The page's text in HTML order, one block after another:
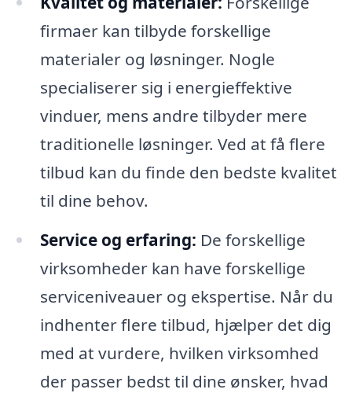
firmaer kan tilbyde forskellige
materialer og løsninger. Nogle
specialiserer sig i energieffektive
vinduer, mens andre tilbyder mere
traditionelle løsninger. Ved at få flere
tilbud kan du finde den bedste kvalitet
til dine behov.
Service og erfaring: De forskellige
virksomheder kan have forskellige
serviceniveauer og ekspertise. Når du
indhenter flere tilbud, hjælper det dig
med at vurdere, hvilken virksomhed
der passer bedst til dine ønsker, hvad